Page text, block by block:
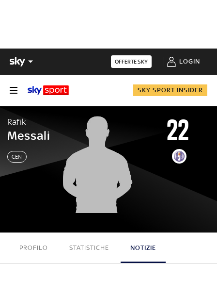
OFFERTE SKY LOGIN
SKY SPORT INSIDER
Rafik
Messali
CEN
22
Rafik Messali
PROFILO STATISTICHE NOTIZIE